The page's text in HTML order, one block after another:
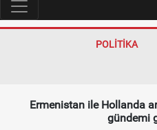
POLİTİKA
Ermenistan ile Hollanda
gündemi